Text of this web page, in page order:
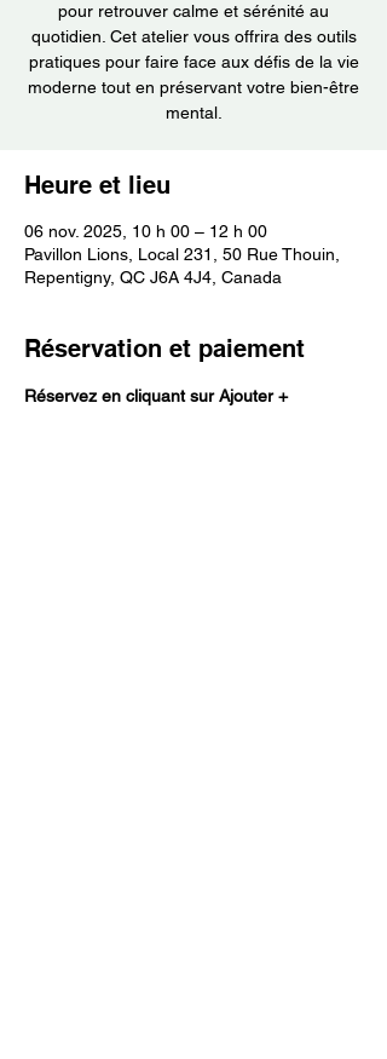
pour retrouver calme et sérénité au
quotidien. Cet atelier vous offrira des outils
pratiques pour faire face aux défis de la vie
moderne tout en préservant votre bien-être
mental.
Heure et lieu
06 nov. 2025, 10 h 00 – 12 h 00
Pavillon Lions, Local 231, 50 Rue Thouin,
Repentigny, QC J6A 4J4, Canada
Réservation et paiement
Réservez en cliquant sur Ajouter +